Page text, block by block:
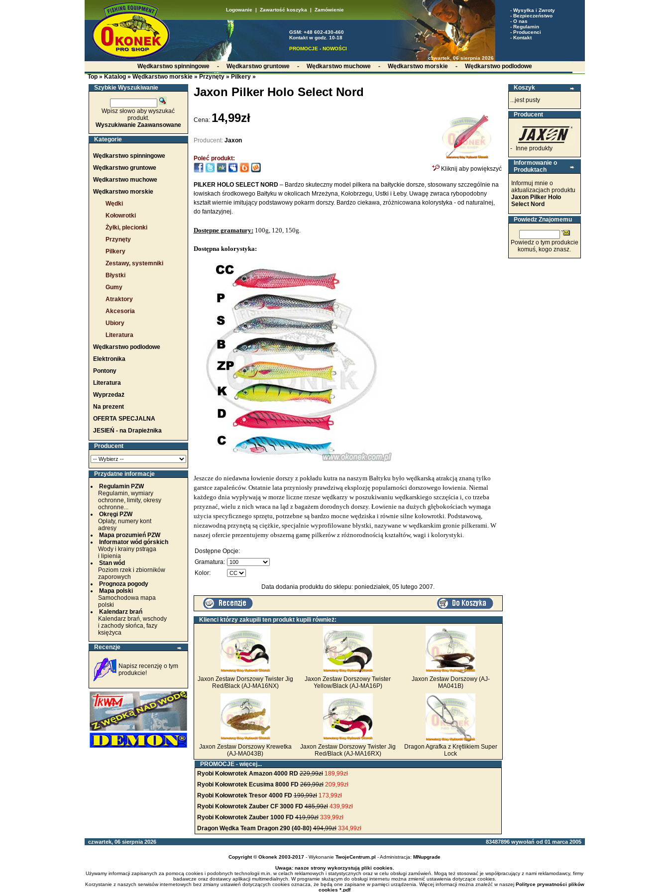
Logowanie | Zawartość koszyka | Zamówienie
czwartek, 06 sierpnia 2026
- Wysyłka i Zwroty
- Bezpieczeństwo
- O nas
- Regulamin
- Producenci
- Kontakt
GSM: +48 602-430-460
Kontakt w godz. 10-18
PROMOCJE - NOWOŚCI
Wędkarstwo spinningowe- Wędkarstwo gruntowe- Wędkarstwo muchowe- Wędkarstwo morskie- Wędkarstwo podlodowe
Top» Katalog» Wędkarstwo morskie» Przynęty» Pilkery»
Szybkie Wyszukiwanie
Wpisz słowo aby wyszukać
produkt.
Wyszukiwanie Zaawansowane
Kategorie
Wędkarstwo spinningowe
Wędkarstwo gruntowe
Wędkarstwo muchowe
Wędkarstwo morskie
Wędki
Kołowrotki
Żyłki, plecionki
Przynęty
Pilkery
Zestawy, systemniki
Błystki
Gumy
Atraktory
Akcesoria
Ubiory
Literatura
Wędkarstwo podlodowe
Elektronika
Pontony
Literatura
Wyprzedaż
Na prezent
OFERTA SPECJALNA
JESIEŃ - na Drapieżnika
Producent
Przydatne informacje
Regulamin PZW
Regulamin, wymiary
ochronne, limity, okresy
ochronne...
Okręgi PZW
Opłaty, numery kont
adresy
Mapa prozumień PZW
Informator wód górskich
Wody i krainy pstrąga
i lipienia
Stan wód
Poziom rzek i zbiorników
zaporowych
Prognoza pogody
Mapa polski
Samochodowa mapa
polski
Kalendarz brań
Kalendarz brań, wschody
i zachody słońca, fazy
księżyca
Recenzje
Napisz recenzję o tym
produkcie!
Jaxon Pilker Holo Select Nord
Cena: 14,99zł
Producent: Jaxon
Poleć produkt:
Kliknij aby powiększyć
PILKER HOLO SELECT NORD– Bardzo skuteczny model pilkera na bałtyckie dorsze, stosowany szczególnie na
łowiskach środkowego Bałtyku w okolicach Mrzeżyna, Kołobrzegu, Ustki i Łeby. Uwagę zwraca rybopodobny
kształt wiernie imitujący podstawowy pokarm dorszy. Bardzo ciekawa, zróżnicowana kolorystyka - od naturalnej,
do fantazyjnej.
Dostępne gramatury: 100g, 120, 150g.
Dostępna kolorystyka:
Jeszcze do niedawna łowienie dorszy z pokładu kutra na naszym Bałtyku było wędkarską atrakcją znaną tylko
garstce zapaleńców. Ostatnie lata przyniosły prawdziwą eksplozję popularności dorszowego łowienia. Niemal
każdego dnia wypływają w morze liczne rzesze wędkarzy w poszukiwaniu wędkarskiego szczęścia i, co trzeba
przyznać, wielu z nich wraca na ląd z bagażem dorodnych dorszy. Łowienie na dużych głębokościach wymaga
użycia specyficznego sprzętu, potrzebne są bardzo mocne wędziska i równie silne kołowrotki. Podstawową,
niezawodną przynętą są ciężkie, specjalnie wyprofilowane błystki, nazywane w wędkarskim gronie pilkerami. W
naszej ofercie prezentujemy obszerną gamę pilkerów z różnorodnością kształtów, wagi i kolorystyki.
Dostępne Opcje:
Gramatura:
Kolor:
Data dodania produktu do sklepu: poniedziałek, 05 lutego 2007.
Klienci którzy zakupili ten produkt kupili również:
Jaxon Zestaw Dorszowy Twister Jig
Red/Black (AJ-MA16NX)
Jaxon Zestaw Dorszowy Twister
Yellow/Black (AJ-MA16P)
Jaxon Zestaw Dorszowy (AJ-
MA041B)
Jaxon Zestaw Dorszowy Krewetka
(AJ-MA043B)
Jaxon Zestaw Dorszowy Twister Jig
Red/Black (AJ-MA16RX)
Dragon Agrafka z Krętlikiem Super
Lock
PROMOCJE - więcej...
Ryobi Kołowrotek Amazon 4000 RD 229,99zł 189,99zł
Ryobi Kołowrotek Ecusima 8000 FD 269,99zł 209,99zł
Ryobi Kołowrotek Tresor 4000 FD 199,99zł 173,99zł
Ryobi Kołowrotek Zauber CF 3000 FD 485,99zł 439,99zł
Ryobi Kołowrotek Zauber 1000 FD 419,99zł 339,99zł
Dragon Wędka Team Dragon 290 (40-80) 494,99zł 334,99zł
Koszyk
...jest pusty
Producent
- Inne produkty
Informowanie o
Produktach
Informuj mnie o
aktualizacjach produktu
Jaxon Pilker Holo
Select Nord
Powiedz Znajomemu
Powiedz o tym produkcie
komuś, kogo znasz.
czwartek, 06 sierpnia 2026 83487896 wywołań od 01 marca 2005
Copyright © Okonek 2003-2017 - Wykonanie TwojeCentrum.pl - Administracja: MNupgrade
Uwaga: nasze strony wykorzystują pliki cookies.
Używamy informacji zapisanych za pomocą cookies i podobnych technologii m.in. w celach reklamowych i statystycznych oraz w celu obsługi zamówień. Mogą też stosować je współpracujący z nami reklamodawcy, firmy
badawcze oraz dostawcy aplikacji multimedialnych. W programie służącym do obsługi internetu można zmienić ustawienia dotyczące cookies.
Korzystanie z naszych serwisów internetowych bez zmiany ustawień dotyczących cookies oznacza, że będą one zapisane w pamięci urządzenia. Więcej informacji można znaleźć w naszej Polityce prywatności plików
cookies *.pdf